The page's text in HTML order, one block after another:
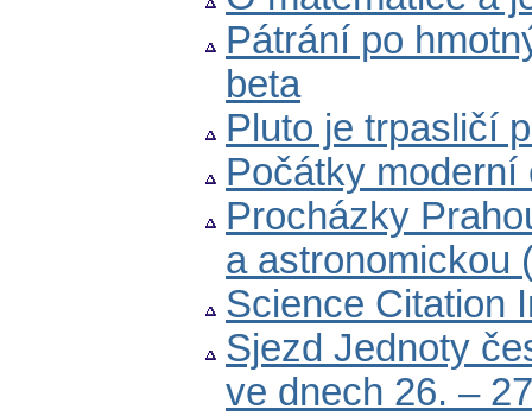
Pátrání po
beta
Pluto je trpasličí
Počátky
Procházky
a astronomickou
Science Citation
Sjezd Jednoty
ve dnech 26. –